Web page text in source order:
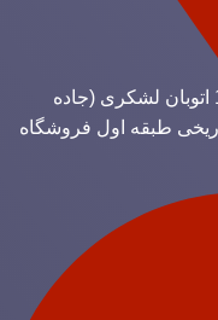
دفتر تهران: ایران، تهران کیلومتر 11 اتوبان لشکری (جاده
طبقه اول فروشگاه